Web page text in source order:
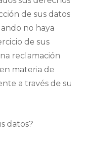
de sus datos
no haya
de sus
reclamación
materia de
a través de su
datos?